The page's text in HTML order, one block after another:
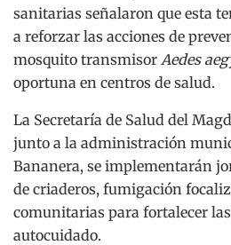
sanitarias señalaron que esta
a reforzar las acciones de
mosquito transmisor Aedes
oportuna en centros de salud.
La Secretaría de Salud del
junto a la administración
Bananera, se implementarán
de criaderos, fumigación
comunitarias para fortalecer
autocuidado.